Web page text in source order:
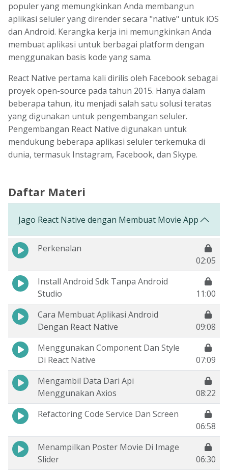
populer yang memungkinkan Anda membangun
aplikasi seluler yang dirender secara "native" untuk iOS
dan Android. Kerangka kerja ini memungkinkan Anda
membuat aplikasi untuk berbagai platform dengan
menggunakan basis kode yang sama.
React Native pertama kali dirilis oleh Facebook sebagai
proyek open-source pada tahun 2015. Hanya dalam
beberapa tahun, itu menjadi salah satu solusi teratas
yang digunakan untuk pengembangan seluler.
Pengembangan React Native digunakan untuk
mendukung beberapa aplikasi seluler terkemuka di
dunia, termasuk Instagram, Facebook, dan Skype.
Daftar Materi
Jago React Native dengan Membuat Movie App
Perkenalan
02:05
Install Android Sdk Tanpa Android
Studio
11:00
Cara Membuat Aplikasi Android
Dengan React Native
09:08
Menggunakan Component Dan Style
Di React Native
07:09
Mengambil Data Dari Api
Menggunakan Axios
08:22
Refactoring Code Service Dan Screen
06:58
Menampilkan Poster Movie Di Image
Slider
06:30